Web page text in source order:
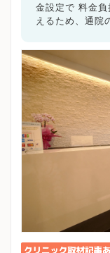
金設定で 料金
えるため、通院